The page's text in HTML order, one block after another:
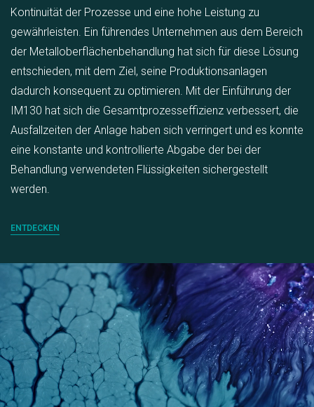
Kontinuität der Prozesse und eine hohe Leistung zu
gewährleisten. Ein führendes Unternehmen aus dem Bereich
der Metalloberflächenbehandlung hat sich für diese Lösung
entschieden, mit dem Ziel, seine Produktionsanlagen
dadurch konsequent zu optimieren. Mit der Einführung der
IM130 hat sich die Gesamtprozesseffizienz verbessert, die
Ausfallzeiten der Anlage haben sich verringert und es konnte
eine konstante und kontrollierte Abgabe der bei der
Behandlung verwendeten Flüssigkeiten sichergestellt
werden.
ENTDECKEN